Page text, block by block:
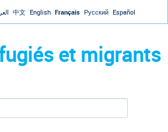
Jump to navigation
中文 English Français Русский Español
et migrants